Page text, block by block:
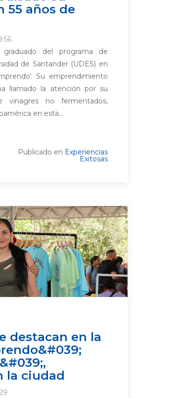
55 años de
graduado del programa de
de Santander (UDES) en
Su emprendimiento
llamado la atención por su
vinagres no fermentados,
en esta...
Publicado en Experiencias
Exitosas
destacan en la
la ciudad